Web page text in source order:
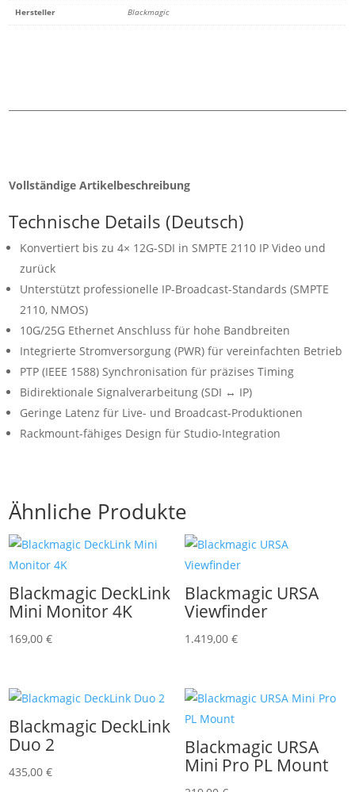
Hersteller Blackmagic
Vollständige Artikelbeschreibung
Technische Details (Deutsch)
Konvertiert bis zu 4× 12G-SDI in SMPTE 2110 IP Video und
zurück
Unterstützt professionelle IP-Broadcast-Standards (SMPTE
2110, NMOS)
10G/25G Ethernet Anschluss für hohe Bandbreiten
Integrierte Stromversorgung (PWR) für vereinfachten Betrieb
PTP (IEEE 1588) Synchronisation für präzises Timing
Bidirektionale Signalverarbeitung (SDI ↔ IP)
Geringe Latenz für Live- und Broadcast-Produktionen
Rackmount-fähiges Design für Studio-Integration
Ähnliche Produkte
Blackmagic DeckLink
Mini Monitor 4K
169,00€
Blackmagic URSA
Viewfinder
1.419,00 €
Blackmagic DeckLink
Duo 2
435,00€
Blackmagic URSA
Mini Pro PL Mount